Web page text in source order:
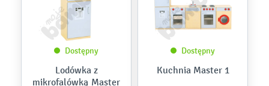
Dostępny
Lodówka z
mikrofalówką Master
Dostępny
Kuchnia Master 1